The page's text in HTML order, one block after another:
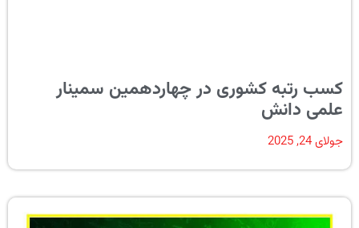
کسب رتبه کشوری در چهاردهمین سمینار
علمی دانش
جولای 24, 2025